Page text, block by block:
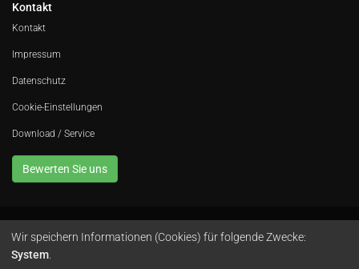
Kontakt
Kontakt
Impressum
Datenschutz
Cookie-Einstellungen
Download / Service
Bewerten Sie uns
Avola GmbH • In der Fleute 52 • 42389 Wuppertal • Telefon 0202 260 666 0
Instagram
Wir speichern Informationen (Cookies) für folgende Zwecke:
System